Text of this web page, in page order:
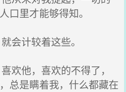
口里才能够得知。
会计较着这些。
欢他，喜欢的不得了，
总是瞒着我，什么都藏在